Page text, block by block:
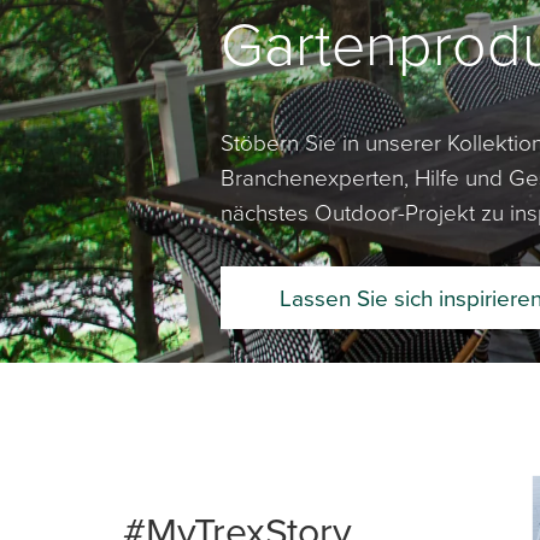
Stöbern Sie in unserer
Branchenexperten, Hilfe und
nächstes Outdoor-Projekt zu
Lassen Sie sich inspirieren
Media